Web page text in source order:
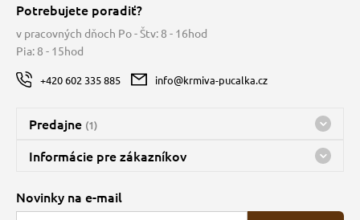
Potrebujete poradiť?
v pracovných dňoch Po - Štv: 8 - 16hod
Pia: 8 - 15hod
+420 602 335 885 info@krmiva-pucalka.cz
Predajne (1)
Predajňa a sklad Kbely
Bohužiaľ, momentálne máme zatvorené
Informácie pre zákazníkov
O spoločnosti
Novinky na e-mail